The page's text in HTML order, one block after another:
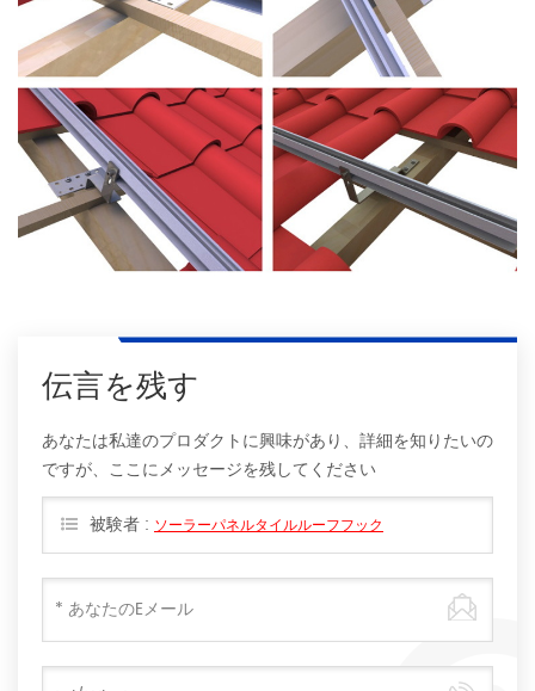
伝言を残す
あなたは私達のプロダクトに興味があり、詳細を知りたいの
ですが、ここにメッセージを残してください
被験者 : ソーラーパネルタイルルーフフック